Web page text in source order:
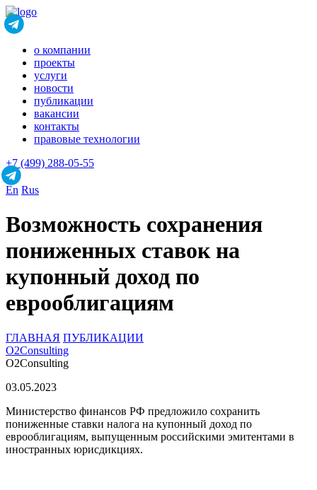
о компании
проекты
услуги
новости
публикации
вакансии
контакты
правовые технологии
+7 (499) 288-05-55
En Rus
Возможность сохранения
пониженных ставок на
купонный доход по
еврооблигациям
ГЛАВНАЯ ПУБЛИКАЦИИ
O2Consulting
O2Consulting
03.05.2023
Министерство финансов РФ предложило сохранить
пониженные ставки налога на купонный доход по
еврооблигациям, выпущенным российскими эмитентами в
иностранных юрисдикциях.